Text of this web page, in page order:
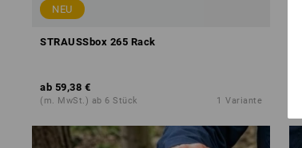
NEU
STRAUSSbox 265 Rack
ab 59,38 €
(m. MwSt.) ab 6 Stück 1 Variante